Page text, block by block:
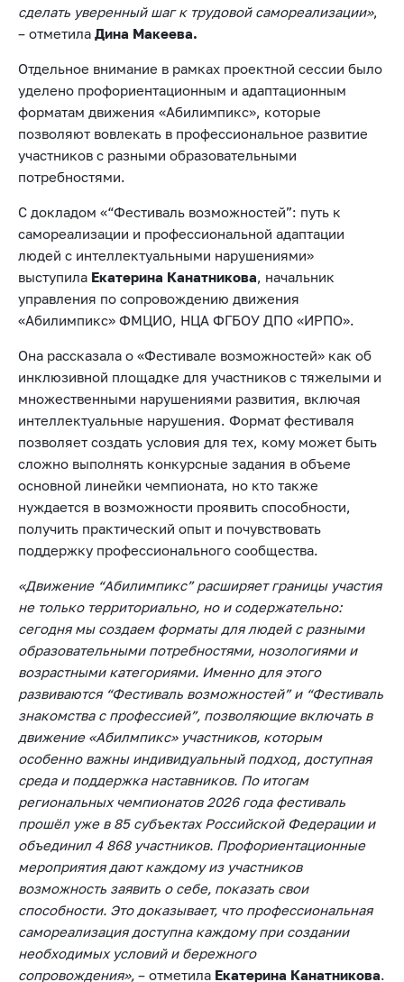
сделать уверенный шаг к трудовой самореализации»,
– отметила Дина Макеева.
Отдельное внимание в рамках проектной сессии было
уделено профориентационным и адаптационным
форматам движения «Абилимпикс», которые
позволяют вовлекать в профессиональное развитие
участников с разными образовательными
потребностями.
С докладом «“Фестиваль возможностей”: путь к
самореализации и профессиональной адаптации
людей с интеллектуальными нарушениями»
выступила Екатерина Канатникова, начальник
управления по сопровождению движения
«Абилимпикс» ФМЦИО, НЦА ФГБОУ ДПО «ИРПО».
Она рассказала о «Фестивале возможностей» как об
инклюзивной площадке для участников с тяжелыми и
множественными нарушениями развития, включая
интеллектуальные нарушения. Формат фестиваля
позволяет создать условия для тех, кому может быть
сложно выполнять конкурсные задания в объеме
основной линейки чемпионата, но кто также
нуждается в возможности проявить способности,
получить практический опыт и почувствовать
поддержку профессионального сообщества.
«Движение “Абилимпикс” расширяет границы участия
не только территориально, но и содержательно:
сегодня мы создаем форматы для людей с разными
образовательными потребностями, нозологиями и
возрастными категориями. Именно для этого
развиваются “Фестиваль возможностей” и “Фестиваль
знакомства с профессией”, позволяющие включать в
движение «Абилмпикс» участников, которым
особенно важны индивидуальный подход, доступная
среда и поддержка наставников. По итогам
региональных чемпионатов 2026 года фестиваль
прошёл уже в 85 субъектах Российской Федерации и
объединил 4 868 участников. Профориентационные
мероприятия дают каждому из участников
возможность заявить о себе, показать свои
способности. Это доказывает, что профессиональная
самореализация доступна каждому при создании
необходимых условий и бережного
сопровождения», – отметила Екатерина Канатникова.